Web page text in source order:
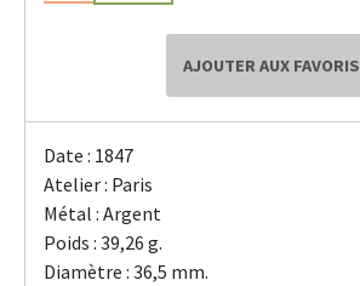
AJOUTER AUX FAVORIS
Date : 1847
Atelier : Paris
Métal : Argent
Poids : 39,26 g.
Diamètre : 36,5 mm.